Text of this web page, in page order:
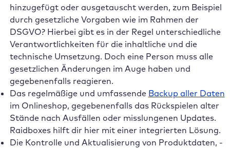
hinzugefügt oder ausgetauscht werden, zum Beispiel
durch gesetzliche Vorgaben wie im Rahmen der
DSGVO? Hierbei gibt es in der Regel unterschiedliche
Verantwortlichkeiten für die inhaltliche und die
technische Umsetzung. Doch eine Person muss alle
gesetzlichen Änderungen im Auge haben und
gegebenenfalls reagieren.
Das regelmäßige und umfassende Backup aller Daten
im Onlineshop, gegebenenfalls das Rückspielen alter
Stände nach Ausfällen oder misslungenen Updates.
Raidboxes hilft dir hier mit einer integrierten Lösung.
Die Kontrolle und Aktualisierung von Produktdaten, -